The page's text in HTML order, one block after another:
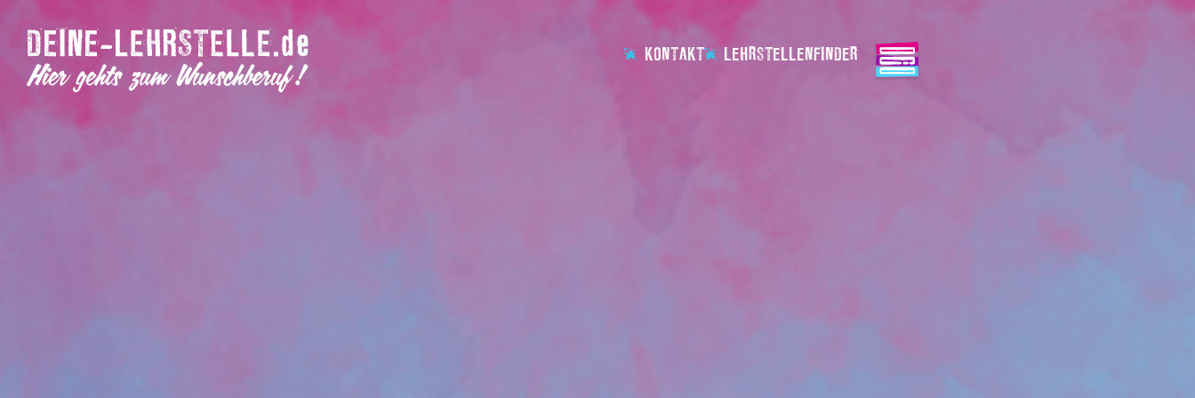
KONTAKT LEHRSTELLENFINDER